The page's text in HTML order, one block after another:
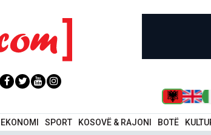
EKONOMI SPORT KOSOVË & RAJONI BOTË